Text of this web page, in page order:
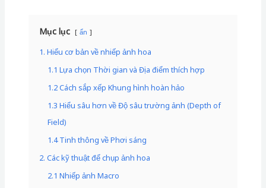
Mục lục ẩn
1. Hiểu cơ bản về nhiếp ảnh hoa
1.1 Lựa chọn Thời gian và Địa điểm thích hợp
1.2 Cách sắp xếp Khung hình hoàn hảo
1.3 Hiểu sâu hơn về Độ sâu trường ảnh (Depth of
Field)
1.4 Tinh thông về Phơi sáng
2. Các kỹ thuật để chụp ảnh hoa
2.1 Nhiếp ảnh Macro